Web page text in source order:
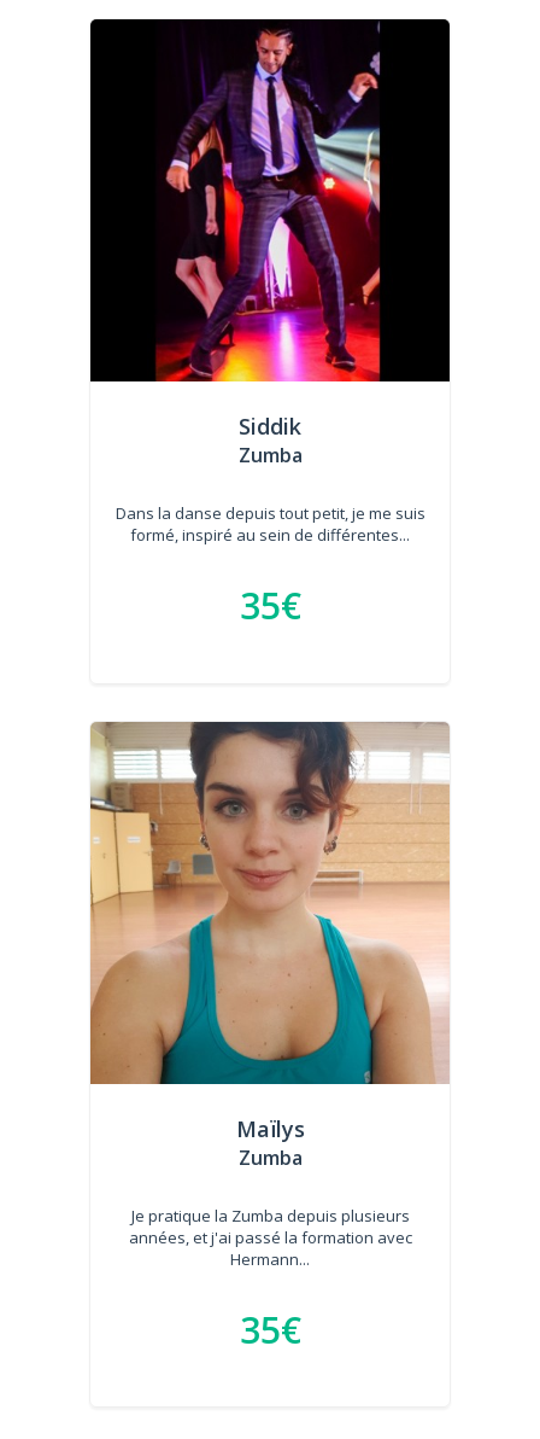
Siddik
Zumba
Dans la danse depuis tout petit, je me suis
formé, inspiré au sein de différentes...
35€
Maïlys
Zumba
Je pratique la Zumba depuis plusieurs
années, et j'ai passé la formation avec
Hermann...
35€